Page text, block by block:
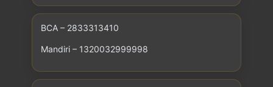
BCA – 2833313410
Mandiri – 1320032999998